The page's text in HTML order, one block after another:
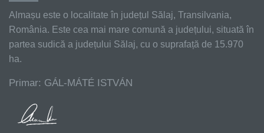
Almașu este o localitate în județul Sălaj, Transilvania,
România. Este cea mai mare comună a județului, situată în
partea sudică a județului Sălaj, cu o suprafață de 15.970
ha.
Primar: GÁL-MÁTÉ ISTVÁN